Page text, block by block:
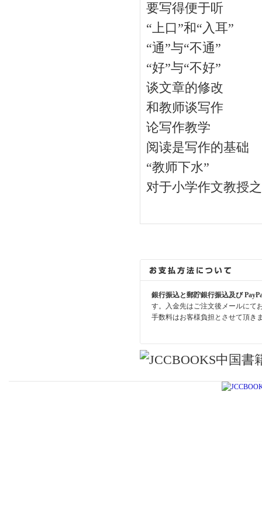
要写得便于听
“上口”和“入耳”
“通”与“不通”
“好”与“不好”
谈文章的修改
和教师谈写作
论写作教学
阅读是写作的基础
“教师下水”
对于小学作文教授
銀行振込と郵貯銀行振込及び
す。入金先はご注文後メールにて
手数料はお客様負担とさせて頂き